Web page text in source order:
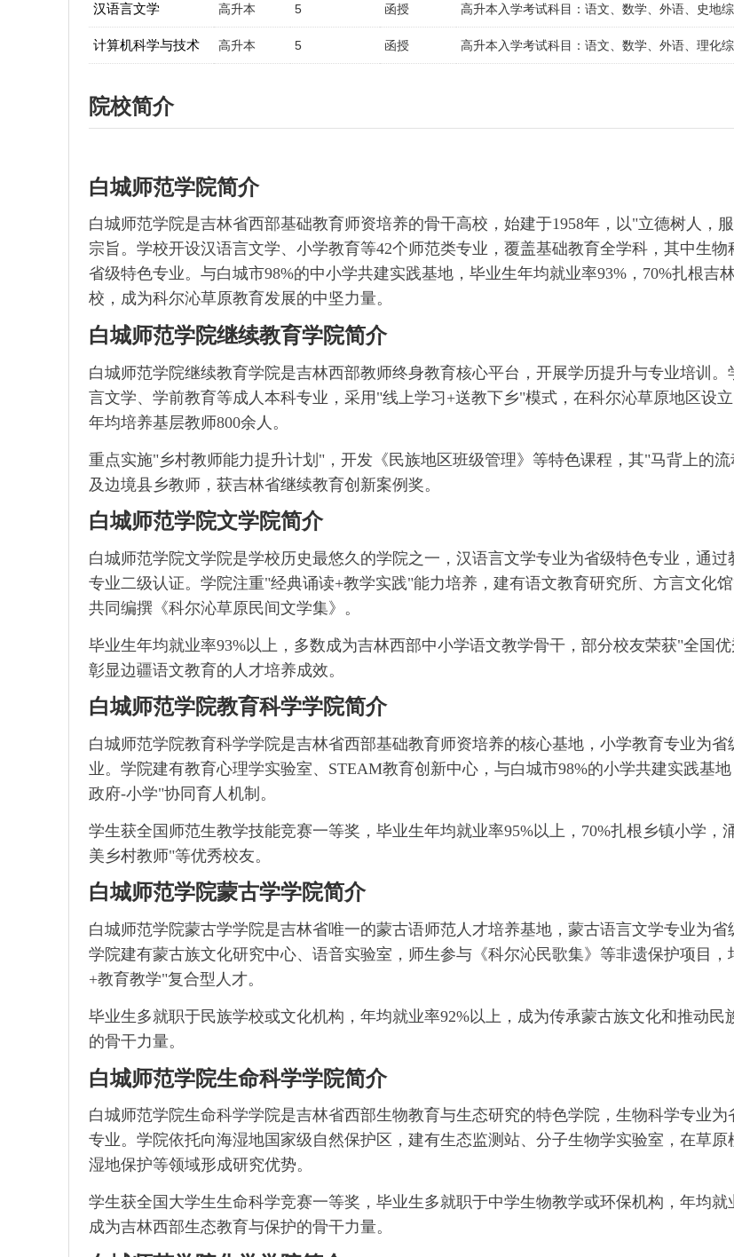
汉语言文学 高升本 5 函授 高升本入学考试科目：语文、数学、外语、史地
计算机科学与技术 高升本 5 函授 高升本入学考试科目：语文、数学、外语、理化
院校简介
白城师范学院简介
白城师范学院是吉林省西部基础教育师资培养的骨干高校，始建于1958年，以"立德树人，
宗旨。学校开设汉语言文学、小学教育等42个师范类专业，覆盖基础教育全学科，其中生物
省级特色专业。与白城市98%的中小学共建实践基地，毕业生年均就业率93%，70%扎根吉
校，成为科尔沁草原教育发展的中坚力量。
白城师范学院继续教育学院简介
白城师范学院继续教育学院是吉林西部教师终身教育核心平台，开展学历提升与专业培训。
言文学、学前教育等成人本科专业，采用"线上学习+送教下乡"模式，在科尔沁草原地区设立
年均培养基层教师800余人。
重点实施"乡村教师能力提升计划"，开发《民族地区班级管理》等特色课程，其"马背上的
及边境县乡教师，获吉林省继续教育创新案例奖。
白城师范学院文学院简介
白城师范学院文学院是学校历史最悠久的学院之一，汉语言文学专业为省级特色专业，通过
专业二级认证。学院注重"经典诵读+教学实践"能力培养，建有语文教育研究所、方言文化
共同编撰《科尔沁草原民间文学集》。
毕业生年均就业率93%以上，多数成为吉林西部中小学语文教学骨干，部分校友荣获"全国优
彰显边疆语文教育的人才培养成效。
白城师范学院教育科学学院简介
白城师范学院教育科学学院是吉林省西部基础教育师资培养的核心基地，小学教育专业为省
业。学院建有教育心理学实验室、STEAM教育创新中心，与白城市98%的小学共建实践基
政府-小学"协同育人机制。
学生获全国师范生教学技能竞赛一等奖，毕业生年均就业率95%以上，70%扎根乡镇小学，
美乡村教师"等优秀校友。
白城师范学院蒙古学学院简介
白城师范学院蒙古学学院是吉林省唯一的蒙古语师范人才培养基地，蒙古语言文学专业为省
学院建有蒙古族文化研究中心、语音实验室，师生参与《科尔沁民歌集》等非遗保护项目，
+教育教学"复合型人才。
毕业生多就职于民族学校或文化机构，年均就业率92%以上，成为传承蒙古族文化和推动民
的骨干力量。
白城师范学院生命科学学院简介
白城师范学院生命科学学院是吉林省西部生物教育与生态研究的特色学院，生物科学专业为
专业。学院依托向海湿地国家级自然保护区，建有生态监测站、分子生物学实验室，在草原
湿地保护等领域形成研究优势。
学生获全国大学生生命科学竞赛一等奖，毕业生多就职于中学生物教学或环保机构，年均就
成为吉林西部生态教育与保护的骨干力量。